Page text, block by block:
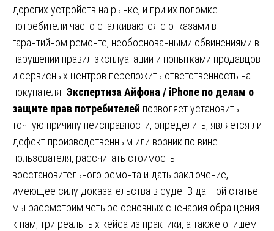
дорогих устройств на рынке, и при их поломке
потребители часто сталкиваются с отказами в
гарантийном ремонте, необоснованными обвинениями в
нарушении правил эксплуатации и попытками продавцов
и сервисных центров переложить ответственность на
покупателя. Экспертиза Айфона / iPhone по делам о
защите прав потребителей позволяет установить
точную причину неисправности, определить, является ли
дефект производственным или возник по вине
пользователя, рассчитать стоимость
восстановительного ремонта и дать заключение,
имеющее силу доказательства в суде. В данной статье
мы рассмотрим четыре основных сценария обращения
к нам, три реальных кейса из практики, а также опишем